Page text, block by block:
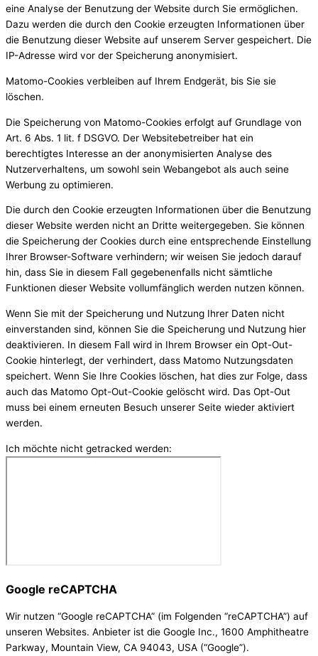
eine Analyse der Benutzung der Website durch Sie ermöglichen.
Dazu werden die durch den Cookie erzeugten Informationen über
die Benutzung dieser Website auf unserem Server gespeichert. Die
IP-Adresse wird vor der Speicherung anonymisiert.
Matomo-Cookies verbleiben auf Ihrem Endgerät, bis Sie sie
löschen.
Die Speicherung von Matomo-Cookies erfolgt auf Grundlage von
Art. 6 Abs. 1 lit. f DSGVO. Der Websitebetreiber hat ein
berechtigtes Interesse an der anonymisierten Analyse des
Nutzerverhaltens, um sowohl sein Webangebot als auch seine
Werbung zu optimieren.
Die durch den Cookie erzeugten Informationen über die Benutzung
dieser Website werden nicht an Dritte weitergegeben. Sie können
die Speicherung der Cookies durch eine entsprechende Einstellung
Ihrer Browser-Software verhindern; wir weisen Sie jedoch darauf
hin, dass Sie in diesem Fall gegebenenfalls nicht sämtliche
Funktionen dieser Website vollumfänglich werden nutzen können.
Wenn Sie mit der Speicherung und Nutzung Ihrer Daten nicht
einverstanden sind, können Sie die Speicherung und Nutzung hier
deaktivieren. In diesem Fall wird in Ihrem Browser ein Opt-Out-
Cookie hinterlegt, der verhindert, dass Matomo Nutzungsdaten
speichert. Wenn Sie Ihre Cookies löschen, hat dies zur Folge, dass
auch das Matomo Opt-Out-Cookie gelöscht wird. Das Opt-Out
muss bei einem erneuten Besuch unserer Seite wieder aktiviert
werden.
Ich möchte nicht getracked werden:
Google reCAPTCHA
Wir nutzen “Google reCAPTCHA” (im Folgenden “reCAPTCHA”) auf
unseren Websites. Anbieter ist die Google Inc., 1600 Amphitheatre
Parkway, Mountain View, CA 94043, USA (“Google”).